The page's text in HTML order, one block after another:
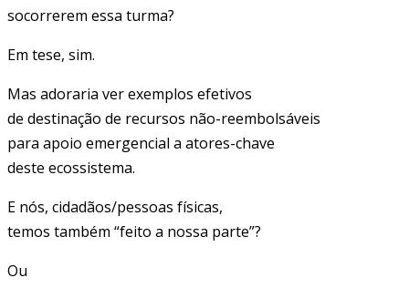
socorrerem essa turma?
Em tese, sim.
Mas adoraria ver exemplos efetivos
de destinação de recursos não-reembolsáveis
para apoio emergencial a atores-chave
deste ecossistema.
E nós, cidadãos/pessoas físicas,
temos também “feito a nossa parte”?
Ou